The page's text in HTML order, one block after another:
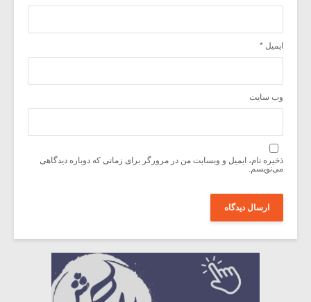
ایمیل *
وب‌ سایت
ذخیره نام، ایمیل و وبسایت من در مرورگر برای زمانی که دوباره دیدگاهی
می‌نویسم.